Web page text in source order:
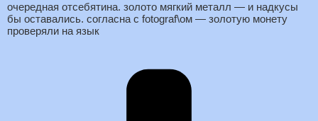
очередная отсебятина. золото мягкий металл — и надкусы
бы оставались. согласна с fotograf\ом — золотую монету
проверяли на язык